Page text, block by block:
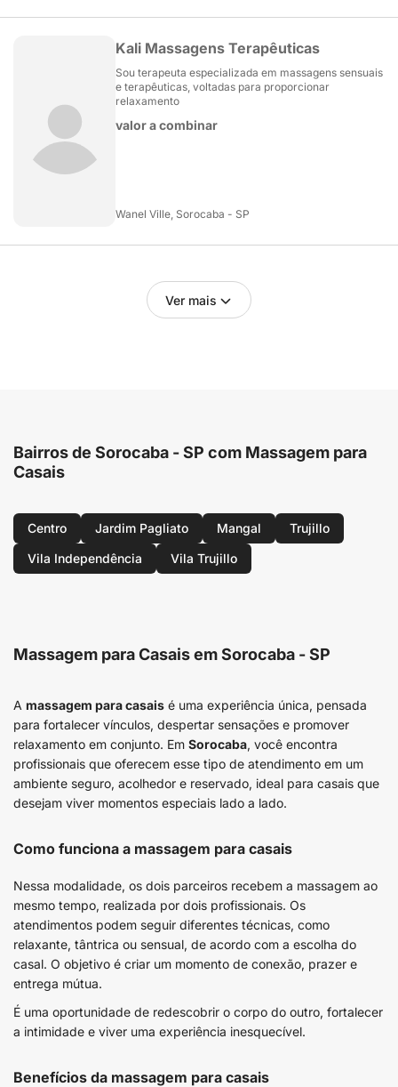
Kali Massagens Terapêuticas
Sou terapeuta especializada em massagens sensuais
e terapêuticas, voltadas para proporcionar
relaxamento
valor a combinar
Wanel Ville, Sorocaba - SP
Ver mais
Bairros de Sorocaba - SP com Massagem para
Casais
Centro Jardim Pagliato Mangal
Trujillo
Vila Independência
Vila Trujillo
Massagem para Casais em Sorocaba - SP
A massagem para casais é uma experiência única, pensada
para fortalecer vínculos, despertar sensações e promover
relaxamento em conjunto. Em Sorocaba, você encontra
profissionais que oferecem esse tipo de atendimento em um
ambiente seguro, acolhedor e reservado, ideal para casais que
desejam viver momentos especiais lado a lado.
Como funciona a massagem para casais
Nessa modalidade, os dois parceiros recebem a massagem ao
mesmo tempo, realizada por dois profissionais. Os
atendimentos podem seguir diferentes técnicas, como
relaxante, tântrica ou sensual, de acordo com a escolha do
casal. O objetivo é criar um momento de conexão, prazer e
entrega mútua.
É uma oportunidade de redescobrir o corpo do outro, fortalecer
a intimidade e viver uma experiência inesquecível.
Benefícios da massagem para casais